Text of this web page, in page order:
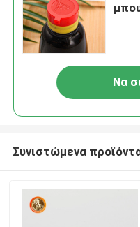
Να
Συνιστώμενα